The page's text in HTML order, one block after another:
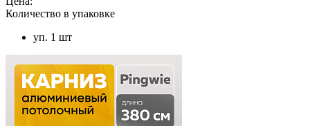
Количество в упаковке
уп. 1 шт